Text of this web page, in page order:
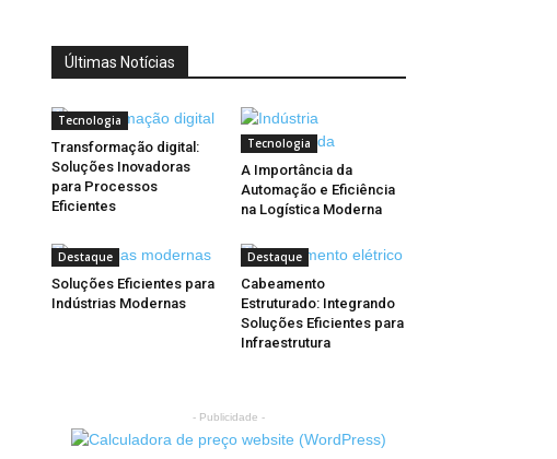
Últimas Notícias
Tecnologia
Transformação digital:
Soluções Inovadoras
para Processos
Eficientes
Tecnologia
A Importância da
Automação e Eficiência
na Logística Moderna
Destaque
Soluções Eficientes para
Indústrias Modernas
Destaque
Cabeamento
Estruturado: Integrando
Soluções Eficientes para
Infraestrutura
- Publicidade -